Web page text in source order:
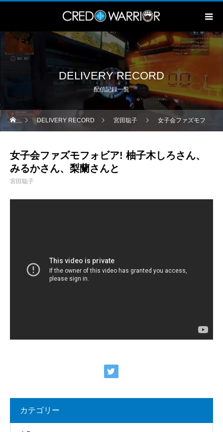
DELIVERY RECORD
配信記録一覧
DELIVERY RECORD 宮田聡子 女子会ファズモフォビア! 柚子木しろさん、みるかさん、梨蘭さんと
女子会ファズモフォビア! 柚子木しろさん、
みるかさん、梨蘭さんと
宮田聡子
カテゴリー